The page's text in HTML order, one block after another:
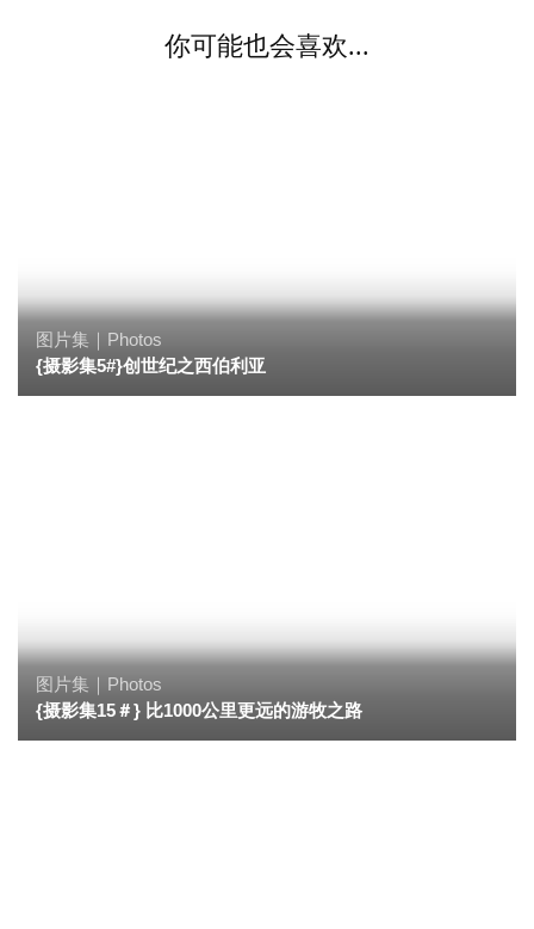
你可能也会喜欢...
图片集｜Photos
{摄影集5#}创世纪之西伯利亚
图片集｜Photos
{摄影集15＃} 比1000公里更远的游牧之路